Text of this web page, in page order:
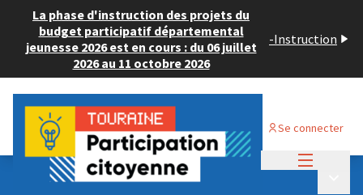
La phase d'instruction des projets du
budget participatif départemental
jeunesse 2026 est en cours : du 06 juillet
2026 au 11 octobre 2026
-Instruction
Se connecter
Budget Participatif ADULTE 2024
💡 Déposer un projet